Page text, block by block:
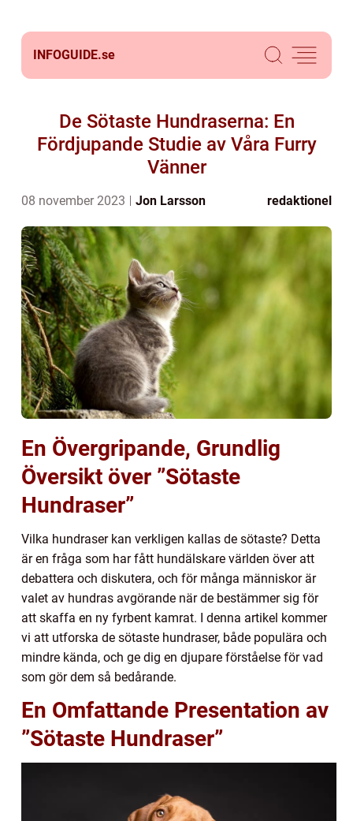
INFOGUIDE.se
De Sötaste Hundraserna: En
Fördjupande Studie av Våra Furry
Vänner
08 november 2023 Jon Larsson redaktionel
En Övergripande, Grundlig
Översikt över ”Sötaste
Hundraser”
Vilka hundraser kan verkligen kallas de sötaste? Detta
är en fråga som har fått hundälskare världen över att
debattera och diskutera, och för många människor är
valet av hundras avgörande när de bestämmer sig för
att skaffa en ny fyrbent kamrat. I denna artikel kommer
vi att utforska de sötaste hundraser, både populära och
mindre kända, och ge dig en djupare förståelse för vad
som gör dem så bedårande.
En Omfattande Presentation av
”Sötaste Hundraser”